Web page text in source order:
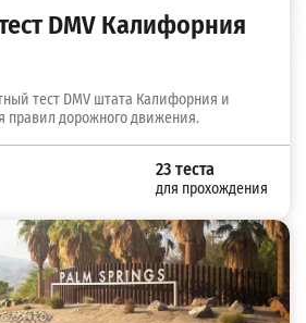
DMV Калифорния
тест DMV штата Калифорния и
правил дорожного движения.
23 теста
для прохождения